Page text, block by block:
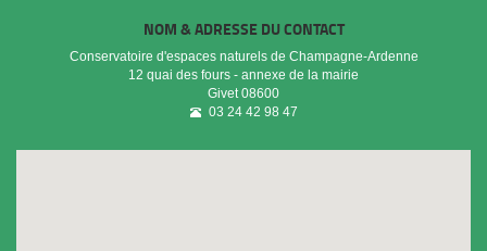
NOM & ADRESSE DU CONTACT
Conservatoire d'espaces naturels de Champagne-Ardenne
12 quai des fours - annexe de la mairie
Givet 08600
03 24 42 98 47